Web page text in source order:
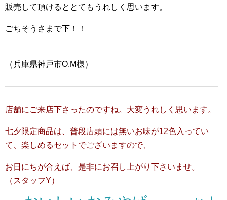
販売して頂けるととてもうれしく思います。
ごちそうさまで下！！
（兵庫県神戸市O.M様）
店舗にご来店下さったのですね。大変うれしく思います。
七夕限定商品は、普段店頭には無いお味が12色入ってい
て、楽しめるセットでございますので、
お日にちが合えば、是非にお召し上がり下さいませ。
（スタッフY）